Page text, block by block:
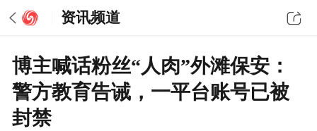
资讯频道
博主喊话粉丝“人肉”外滩保安：
警方教育告诫，一平台账号已被
封禁